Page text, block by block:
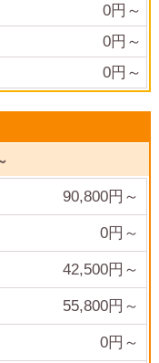
0円～
0円～
0円～
90,800円～
0円～
42,500円～
55,800円～
0円～